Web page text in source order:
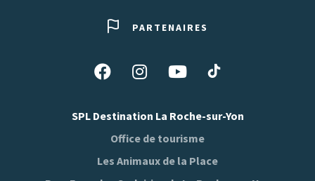
PARTENAIRES
Suivez-
sur
Facebook
Suivez-
sur
Instagram
Suivez-
sur
Youtube
Suivez-
sur
SPL Destination La Roche-sur-Yon
Office de tourisme
Les Animaux de la Place